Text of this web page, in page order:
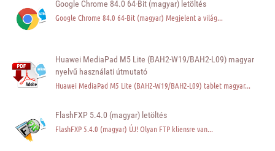
Google Chrome 84.0 64-Bit (magyar) letöltés
Google Chrome 84.0 64-Bit (magyar) Megjelent a világ...
Huawei MediaPad M5 Lite (BAH2-W19/BAH2-L09) magyar
nyelvű használati útmutató
Huawei MediaPad M5 Lite (BAH2-W19/BAH2-L09) tablet magyar...
FlashFXP 5.4.0 (magyar) letöltés
FlashFXP 5.4.0 (magyar) ÚJ! Olyan FTP kliensre van...